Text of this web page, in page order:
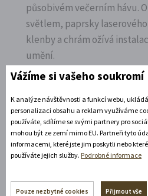
působivém večerním hávu.
světlem, paprsky
klenby a chrám ožívá
umění.
Rozbalte si další akce
11. 8. 2026
19:30 - 22:00
Bílá paní na vdávání
zámecké open-air scéně v
Vážíme si vašeho soukromí
K analýze návštěvnosti a funkcí webu,
personalizaci obsahu a reklam využíváme
používáte, sdílíme se svými partnery pro
mohou být ze zemí mimo EU. Partneři tyto
informacemi, které jste jim poskytli nebo
používáte jejich služby. Podrobné informace
Pouze nezbytné cookies Přijmout vše